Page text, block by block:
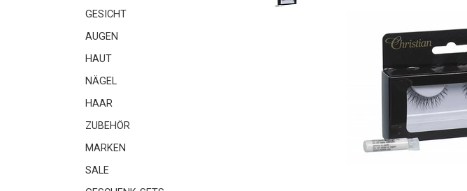
GESICHT
AUGEN
HAUT
NÄGEL
HAAR
ZUBEHÖR
MARKEN
SALE